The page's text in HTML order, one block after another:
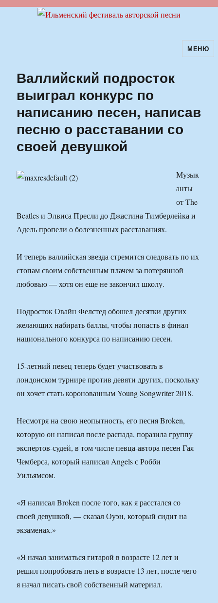
Ильменский фестиваль авторскойМЕНЮ
Валлийский подросток
выиграл конкурс по
написанию песен, написав
песню о расставании со
своей девушкой
Музык
анты
от The
Beatles и Элвиса Пресли до Джастина Тимберлейка и
Адель пропели о болезненных расставаниях.
И теперь валлийская звезда стремится следовать по их
стопам своим собственным плачем за потерянной
любовью — хотя он еще не закончил школу.
Подросток Овайн Фелстед обошел десятки других
желающих набирать баллы, чтобы попасть в финал
национального конкурса по написанию песен.
15-летний певец теперь будет участвовать в
лондонском турнире против девяти других, поскольку
он хочет стать коронованным Young Songwriter 2018.
Несмотря на свою неопытность, его песня Broken,
которую он написал после распада, поразила группу
экспертов-судей, в том числе певца-автора песен Гая
Чемберса, который написал Angels с Робби
Уильямсом.
«Я написал Broken после того, как я расстался со
своей девушкой, — сказал Оуэн, который сидит на
экзаменах.»
«Я начал заниматься гитарой в возрасте 12 лет и
решил попробовать петь в возрасте 13 лет, после чего
я начал писать свой собственный материал.